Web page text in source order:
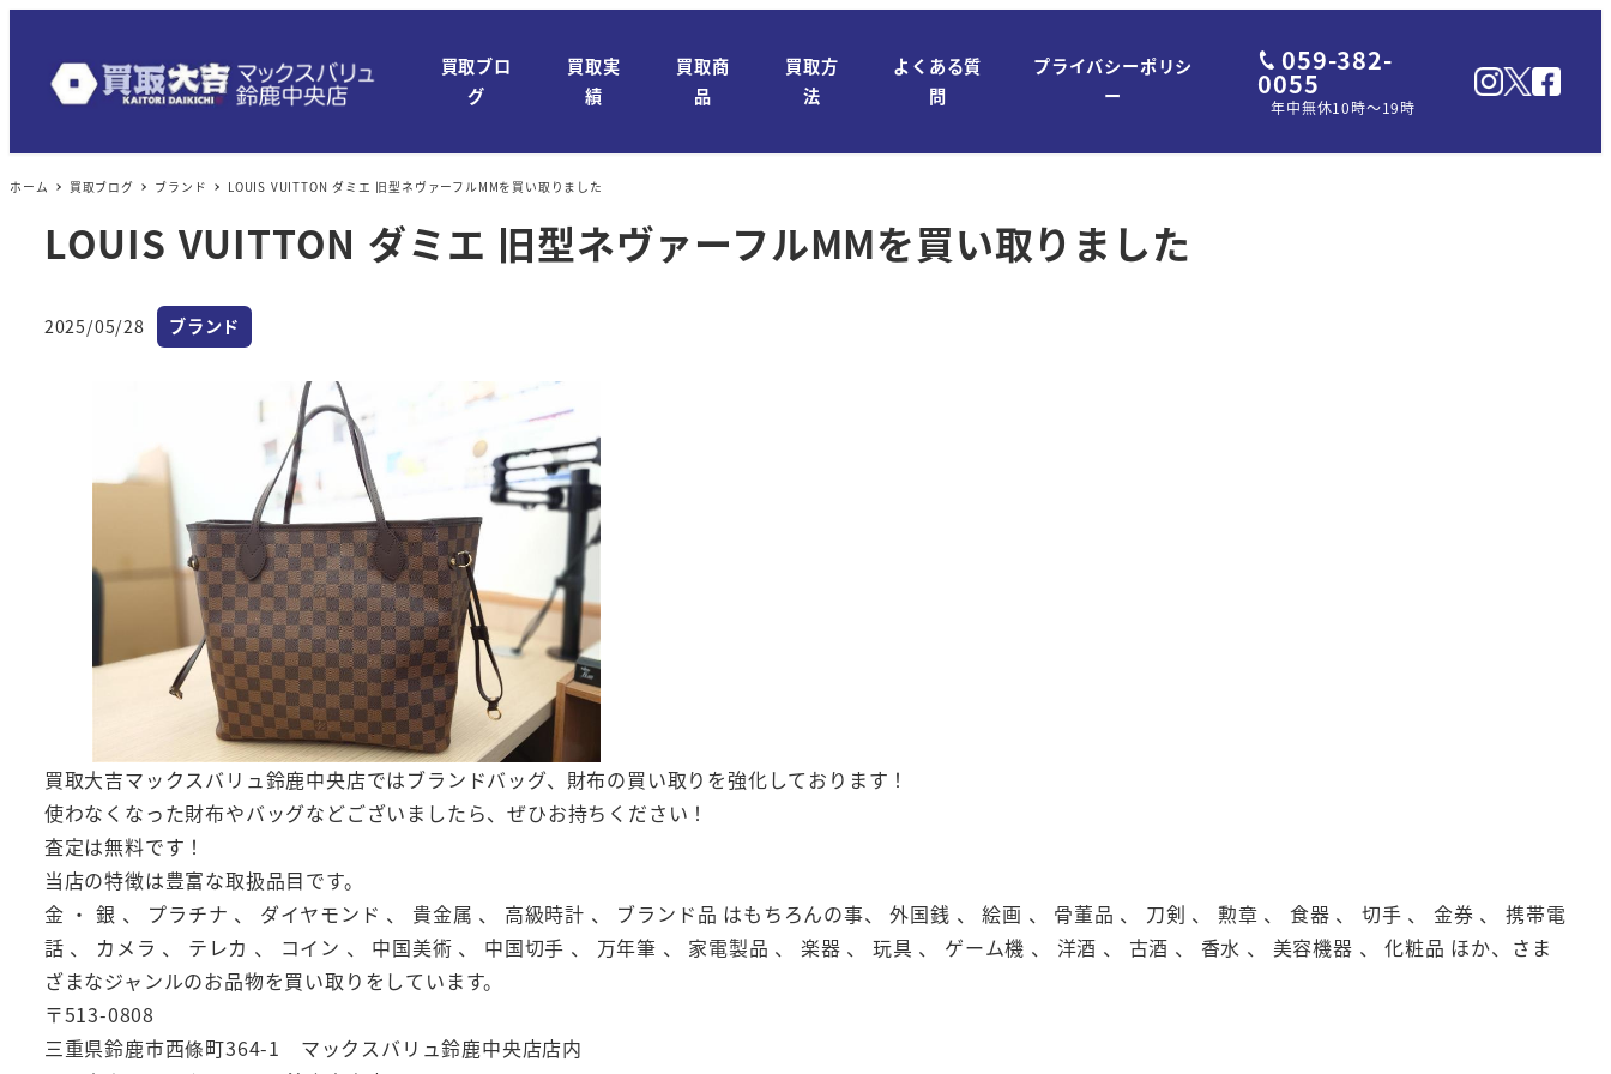
ン
テ
買取ブロ
グ
買取実
績
買取商
品
買取方
法
よくある質
問
プライバシーポリシ
ー
059-382-
0055
年中無休10時～19時
ホーム 買取ブログ ブランド LOUIS VUITTON ダミエ 旧型ネヴァーフルMMを買い取りました
LOUIS VUITTON ダミエ 旧型ネヴァーフルMMを買い取りました
投稿日
2025/05/28 カテゴリー
ブランド
買取大吉マックスバリュ鈴鹿中央店ではブランドバッグ、財布の買い取りを強化しております！
使わなくなった財布やバッグなどございましたら、ぜひお持ちください！
査定は無料です！
当店の特徴は豊富な取扱品目です。
金 ・ 銀 、 プラチナ 、 ダイヤモンド 、 貴金属 、 高級時計 、 ブランド品 はもちろんの事、 外国銭 、 絵画 、 骨董品 、 刀剣 、 勲章 、 食器 、 切手 、 金券 、 携帯電
話 、 カメラ 、 テレカ 、 コイン 、 中国美術 、 中国切手 、 万年筆 、 家電製品 、 楽器 、 玩具 、 ゲーム機 、 洋酒 、 古酒 、 香水 、 美容機器 、 化粧品 ほか、さま
ざまなジャンルのお品物を買い取りをしています。
〒513-0808
三重県鈴鹿市西條町364-1 マックスバリュ鈴鹿中央店店内